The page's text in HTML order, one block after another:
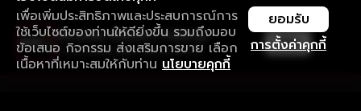
เพื่อเพิ่มประสิทธิภาพและประสบการณ์การ
ใช้เว็บไซต์ของท่านให้ดียิ่งขึ้น รวมถึงมอบ
ข้อเสนอ กิจกรรม ส่งเสริมการขาย เลือก
เนื้อหาที่เหมาะสมให้กับท่าน นโยบายคุกกี้
การตั้งค่าคุกกี้
ยอมรับ
ใช้งานแอป ลื่นไหลกว่า ไม่มีสะดุด
ดาวน์โหลดแอปเพื่อการรับชมที่ดีกว่า เปิด